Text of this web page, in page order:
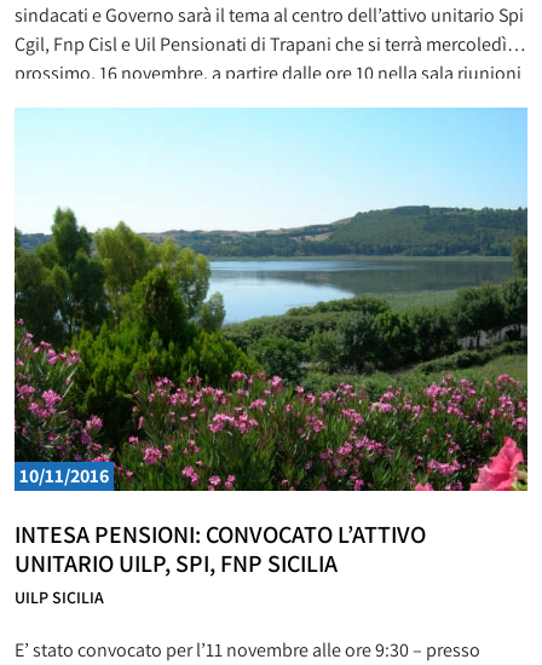
sindacati e Governo sarà il tema al centro dell’attivo unitario Spi
Cgil, Fnp Cisl e Uil Pensionati di Trapani che si terrà mercoledì
prossimo, 16 novembre, a partire dalle ore 10 nella sala riunioni
dell’hotel Crystal in piazza Umberto I a Trapani. Presiederà i
10/11/2016
INTESA PENSIONI: CONVOCATO L’ATTIVO
UNITARIO UILP, SPI, FNP SICILIA
UILP SICILIA
E’ stato convocato per l’11 novembre alle ore 9:30 – presso